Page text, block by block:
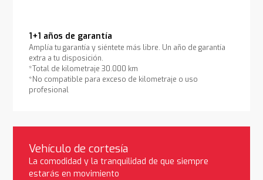
1+1 años de garantía
Amplía tu garantía y siéntete más libre. Un año de garantía
extra a tu disposición.
*Total de kilometraje 30.000 km
*No compatible para exceso de kilometraje o uso
profesional
Vehículo de cortesía
La comodidad y la tranquilidad de que siempre
estarás en movimiento